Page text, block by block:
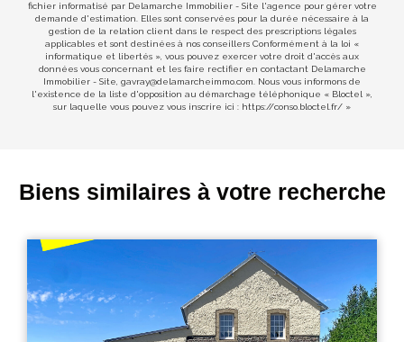
fichier informatisé par Delamarche Immobilier - Site l'agence pour gérer votre
demande d'estimation. Elles sont conservées pour la durée nécessaire à la
gestion de la relation client dans le respect des prescriptions légales
applicables et sont destinées à nos conseillers Conformément à la loi «
informatique et libertés », vous pouvez exercer votre droit d'accès aux
données vous concernant et les faire rectifier en contactant Delamarche
Immobilier - Site, gavray@delamarcheimmo.com. Nous vous informons de
l'existence de la liste d'opposition au démarchage téléphonique « Bloctel »,
sur laquelle vous pouvez vous inscrire ici : https://conso.bloctel.fr/ »
Biens similaires à votre recherche